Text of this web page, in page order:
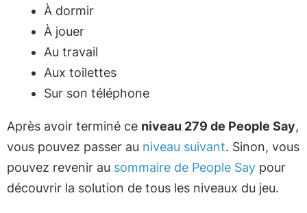
À dormir
À jouer
Au travail
Aux toilettes
Sur son téléphone
Après avoir terminé ce niveau 279 de People Say,
vous pouvez passer au niveau suivant. Sinon, vous
pouvez revenir au sommaire de People Say pour
découvrir la solution de tous les niveaux du jeu.